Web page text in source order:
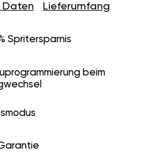
Daten Lieferumfang
Spritersparnis
beim